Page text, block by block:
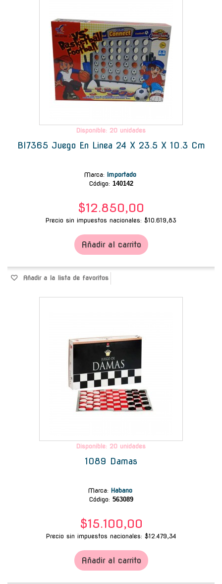
Disponible: 20 unidades
Bl7365 Juego En Linea 24 X 23.5 X 10.3 Cm
Marca: Importado
Código: 140142
$12.850,00
Precio sin impuestos nacionales: $10.619,83
Añadir al carrito
Añadir a la lista de favoritos
Disponible: 20 unidades
1089 Damas
Marca: Habano
Código: 563089
$15.100,00
Precio sin impuestos nacionales: $12.479,34
Añadir al carrito